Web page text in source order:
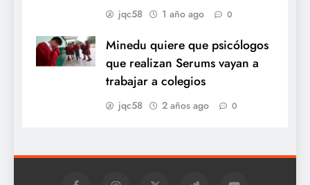
jqc58 1 año ago 0
Minedu quiere que psicólogos
que realizan Serums vayan a
trabajar a colegios
jqc58 2 años ago 0